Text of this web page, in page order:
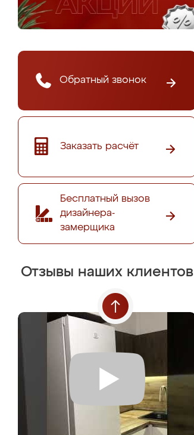
Обратный звонок
Заказать расчёт
Бесплатный вызов
дизайнера-
замерщика
Отзывы наших клиентов